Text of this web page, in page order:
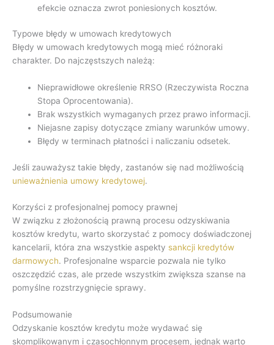
efekcie oznacza zwrot poniesionych kosztów.
Typowe błędy w umowach kredytowych
Błędy w umowach kredytowych mogą mieć różnoraki
charakter. Do najczęstszych należą:
Nieprawidłowe określenie RRSO (Rzeczywista Roczna
Stopa Oprocentowania).
Brak wszystkich wymaganych przez prawo informacji.
Niejasne zapisy dotyczące zmiany warunków umowy.
Błędy w terminach płatności i naliczaniu odsetek.
Jeśli zauważysz takie błędy, zastanów się nad możliwością
unieważnienia umowy kredytowej.
Korzyści z profesjonalnej pomocy prawnej
W związku z złożonością prawną procesu odzyskiwania
kosztów kredytu, warto skorzystać z pomocy doświadczonej
kancelarii, która zna wszystkie aspekty sankcji kredytów
darmowych. Profesjonalne wsparcie pozwala nie tylko
oszczędzić czas, ale przede wszystkim zwiększa szanse na
pomyślne rozstrzygnięcie sprawy.
Podsumowanie
Odzyskanie kosztów kredytu może wydawać się
skomplikowanym i czasochłonnym procesem, jednak warto